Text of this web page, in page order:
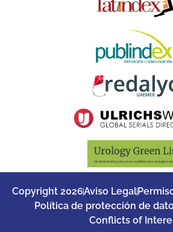
Copyright 2026Aviso Legal
Política de protección de
Conflicts of